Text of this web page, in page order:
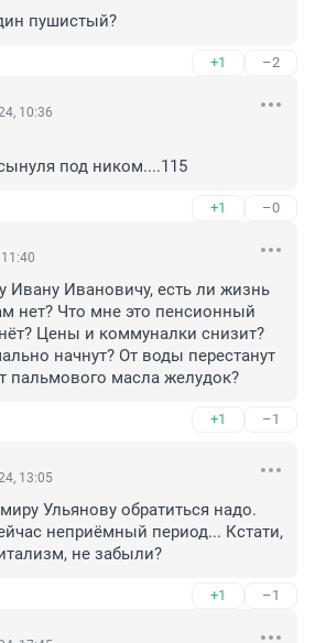
пушистый?
+1 –2
10:36
под ником....115
+1 –0
Ивану Ивановичу, есть ли жизнь
нет? Что мне это пенсионный
Цены и коммуналки снизит?
начнут? От воды перестанут
пальмового масла желудок?
+1 –1
13:05
Ульянову обратиться надо.
неприёмный период... Кстати,
не забыли?
+1 –1